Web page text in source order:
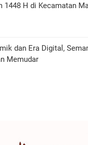
1448 H di Kecamatan
dan Era Digital,
Memudar